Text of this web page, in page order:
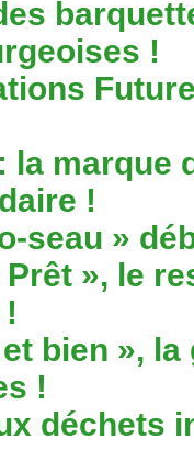
!
la marque
!
seau »
Prêt », le
bien »,
!
déchets